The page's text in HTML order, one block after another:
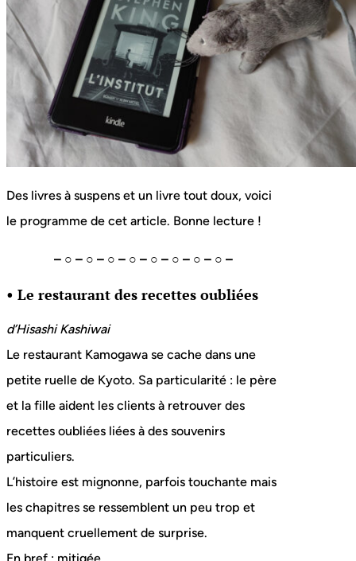
Des livres à suspens et un livre tout doux, voici
le programme de cet article. Bonne lecture !
– ○ – ○ – ○ – ○ – ○ – ○ – ○ – ○ –
• Le restaurant des recettes oubliées
d’Hisashi Kashiwai
Le restaurant Kamogawa se cache dans une
petite ruelle de Kyoto. Sa particularité : le père
et la fille aident les clients à retrouver des
recettes oubliées liées à des souvenirs
particuliers.
L’histoire est mignonne, parfois touchante mais
les chapitres se ressemblent un peu trop et
manquent cruellement de surprise.